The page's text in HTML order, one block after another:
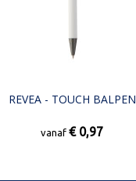
REVEA - TOUCH BALPEN
vanaf € 0,97